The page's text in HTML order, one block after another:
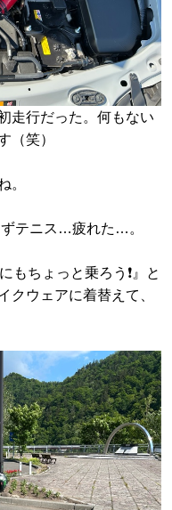
走行だった。何もない
（笑）
。
テニス…疲れた…。
もちょっと乗ろう❗️』と
クウェアに着替えて、